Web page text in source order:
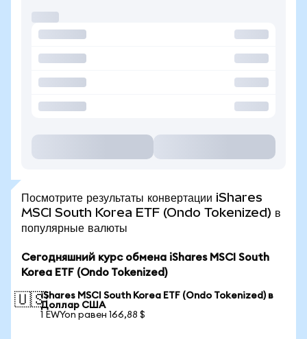
Посмотрите результаты конвертации iShares
MSCI South Korea ETF (Ondo Tokenized) в
популярные валюты
Сегодняшний курс обмена iShares MSCI South
Korea ETF (Ondo Tokenized)
🇺🇸iShares MSCI South Korea ETF (Ondo Tokenized) в
Доллар США
1 EWYon равен 166,88 $